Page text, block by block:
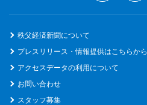
秩父経済新聞について
プレスリリース・情報提供はこちらから
アクセスデータの利用について
お問い合わせ
スタッフ募集